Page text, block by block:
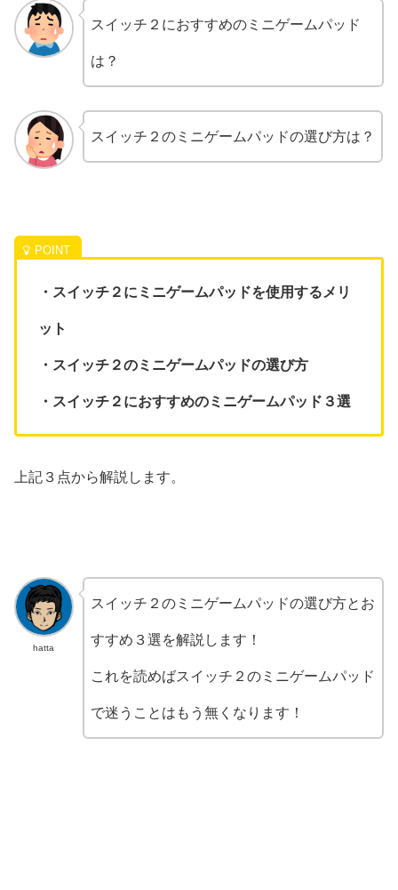
スイッチ２におすすめのミニゲームパッド
は？
スイッチ２のミニゲームパッドの選び方は？
・スイッチ２にミニゲームパッドを使用するメリ
ット
・スイッチ２のミニゲームパッドの選び方
・スイッチ２におすすめのミニゲームパッド３選
上記３点から解説します。
hatta
スイッチ２のミニゲームパッドの選び方とお
すすめ３選を解説します！
これを読めばスイッチ２のミニゲームパッド
で迷うことはもう無くなります！